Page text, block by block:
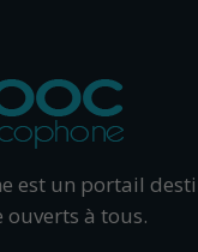
est un portail
ouverts à tous.